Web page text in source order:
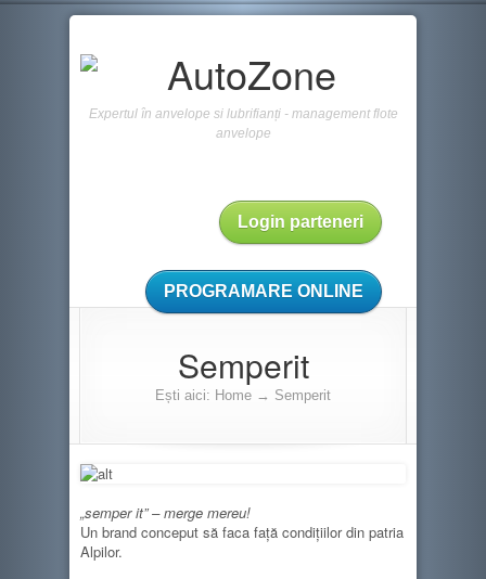
Expertul în anvelope si lubrifianți - management flote
anvelope
Login parteneri
PROGRAMARE ONLINE
Semperit
Ești aici: Home → Semperit
„semper it” – merge mereu!
Un brand conceput să faca faţă condiţiilor din patria
Alpilor.